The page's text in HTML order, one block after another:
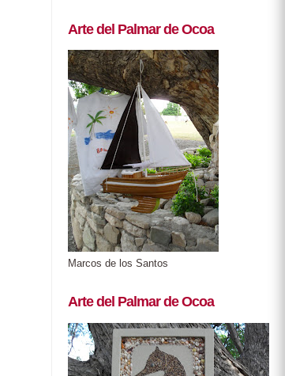
Arte del Palmar de Ocoa
Marcos de los Santos
Arte del Palmar de Ocoa